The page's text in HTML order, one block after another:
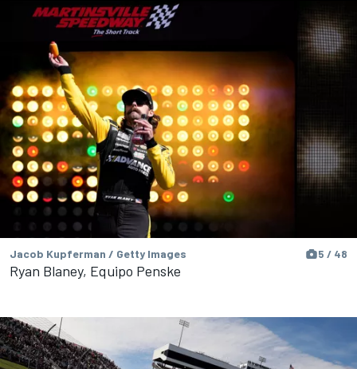
Jacob Kupferman / Getty Images 5 / 48
Ryan Blaney, Equipo Penske